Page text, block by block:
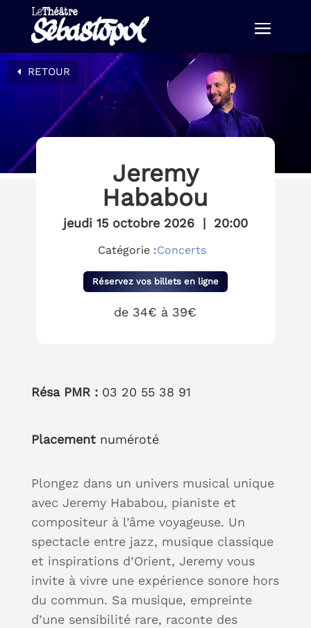
RETOUR
Jeremy
Hababou
jeudi 15 octobre 2026| 20:00
Catégorie :Concerts
Réservez vos billets en ligne
de 34€ à 39€
Résa PMR : 03 20 55 38 91
Placement numéroté
Plongez dans un univers musical unique
avec Jeremy Hababou, pianiste et
compositeur à l’âme voyageuse. Un
spectacle entre jazz, musique classique
et inspirations d’Orient, Jeremy vous
invite à vivre une expérience sonore hors
du commun. Sa musique, empreinte
d’une sensibilité rare, raconte des